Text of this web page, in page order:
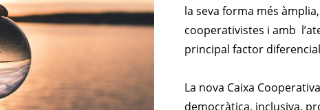
la seva forma més
cooperativistes i amb
principal factor
La nova Caixa
democràtica, inclusiva,